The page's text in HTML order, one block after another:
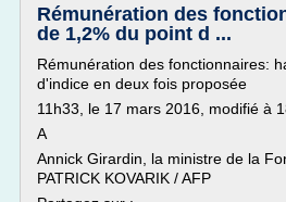
Rémunération des
de 1,2% du point d ...
Rémunération des fonctionnaires:
d'indice en deux fois proposée
11h33, le 17 mars 2016, modifié à
A
Annick Girardin, la ministre de la
PATRICK KOVARIK / AFP